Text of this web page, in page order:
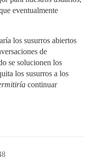
eventualmente
los susurros abiertos
de
se solucionen los
los susurros a los
continuar